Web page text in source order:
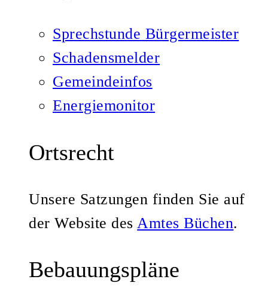
Sprechstunde Bürgermeister
Schadensmelder
Gemeindeinfos
Energiemonitor
Ortsrecht
Unsere Satzungen finden Sie auf
der Website des Amtes Büchen.
Bebauungspläne